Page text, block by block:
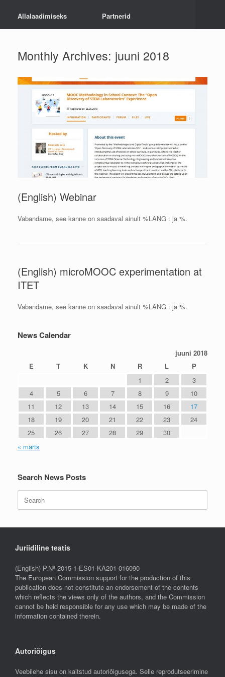
Allalaadimiseks Partnerid
Monthly Archives: juuni 2018
(English) Webinar
Vabandame, see kanne on saadaval ainult %LANG : ja %.
(English) microMOOC experimentation at
ITET
Vabandame, see kanne on saadaval ainult %LANG : ja %.
News Calendar
juuni 2018
E
T K N R L
P
1
2
3
4
5 6 7 8 9
10
11
12 13 14 15 16
17
18
19 20 21 22 23
24
25
26 27 28 29
30
« märts
Search News Posts
Search
for:
Juriidiline teatis
(English) P.Nº 2015-1-ES01-KA201-016090
The European Commission support for the production of this
publication does not constitute an endorsement of the contents
which reflects the views only of the authors, and the Commission
cannot be held responsible for any use which may be made of the
information contained therein.
Autoriõigus
Veebilehe sisu on kaitstud autoriõigusega. Selle reprodutseerimine